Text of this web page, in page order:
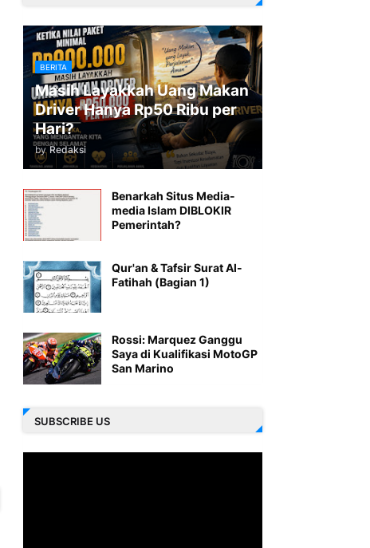
BERITA
Masih Layakkah Uang Makan
Driver Hanya Rp50 Ribu per
Hari?
by Redaksi
Benarkah Situs Media-
media Islam DIBLOKIR
Pemerintah?
Qur'an & Tafsir Surat Al-
Fatihah (Bagian 1)
Rossi: Marquez Ganggu
Saya di Kualifikasi MotoGP
San Marino
SUBSCRIBE US